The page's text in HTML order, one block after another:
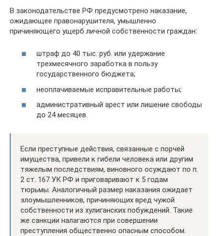
В законодательстве РФ предусмотрено наказание,
ожидающее правонарушителя, умышленно
причиняющего ущерб личной собственности граждан:
штраф до 40 тыс. руб. или удержание
трехмесячного заработка в пользу
государственного бюджета;
неоплачиваемые исправительные работы;
административный арест или лишение свободы
до 24 месяцев.
Если преступные действия, связанные с порчей
имущества, привели к гибели человека или другим
тяжелым последствиям, виновного осуждают по п.
2 ст. 167 УК РФ и приговаривают к 5 годам
тюрьмы. Аналогичный размер наказания ожидает
злоумышленников, причиняющих вред чужой
собственности из хулиганских побуждений. Такие
же санкции налагаются при совершении
преступления общественно опасным способом.